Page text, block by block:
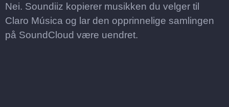
Nei. Soundiiz kopierer musikken du velger til
Claro Música og lar den opprinnelige samlingen
på SoundCloud være uendret.